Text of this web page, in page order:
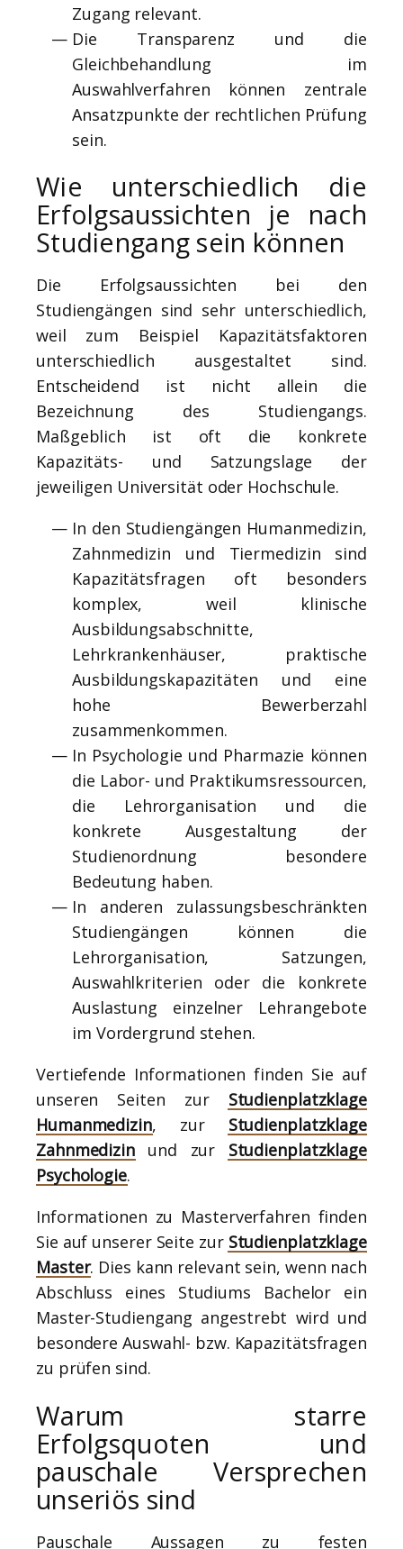
Zugang relevant.
Die Transparenz und die
Gleichbehandlung im
Auswahlverfahren können zentrale
Ansatzpunkte der rechtlichen Prüfung
sein.
Wie unterschiedlich die
Erfolgsaussichten je nach
Studiengang sein können
Die Erfolgsaussichten bei den
Studiengängen sind sehr unterschiedlich,
weil zum Beispiel Kapazitätsfaktoren
unterschiedlich ausgestaltet sind.
Entscheidend ist nicht allein die
Bezeichnung des Studiengangs.
Maßgeblich ist oft die konkrete
Kapazitäts- und Satzungslage der
jeweiligen Universität oder Hochschule.
In den Studiengängen Humanmedizin,
Zahnmedizin und Tiermedizin sind
Kapazitätsfragen oft besonders
komplex, weil klinische
Ausbildungsabschnitte,
Lehrkrankenhäuser, praktische
Ausbildungskapazitäten und eine
hohe Bewerberzahl
zusammenkommen.
In Psychologie und Pharmazie können
die Labor- und Praktikumsressourcen,
die Lehrorganisation und die
konkrete Ausgestaltung der
Studienordnung besondere
Bedeutung haben.
In anderen zulassungsbeschränkten
Studiengängen können die
Lehrorganisation, Satzungen,
Auswahlkriterien oder die konkrete
Auslastung einzelner Lehrangebote
im Vordergrund stehen.
Vertiefende Informationen finden Sie auf
unseren Seiten zur Studienplatzklage
Humanmedizin, zur Studienplatzklage
Zahnmedizinund zur Studienplatzklage
Psychologie.
Informationen zu Masterverfahren finden
Sie auf unserer Seite zur Studienplatzklage
Master. Dies kann relevant sein, wenn nach
Abschluss eines Studiums Bachelor ein
Master-Studiengang angestrebt wird und
besondere Auswahl- bzw. Kapazitätsfragen
zu prüfen sind.
Warum starre
Erfolgsquoten und
pauschale Versprechen
unseriös sind
Pauschale Aussagen zu festen